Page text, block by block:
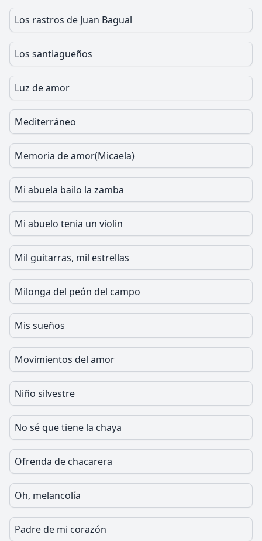
Los rastros de Juan Bagual
Los santiagueños
Luz de amor
Mediterráneo
Memoria de amor(Micaela)
Mi abuela bailo la zamba
Mi abuelo tenia un violin
Mil guitarras, mil estrellas
Milonga del peón del campo
Mis sueños
Movimientos del amor
Niño silvestre
No sé que tiene la chaya
Ofrenda de chacarera
Oh, melancolía
Padre de mi corazón